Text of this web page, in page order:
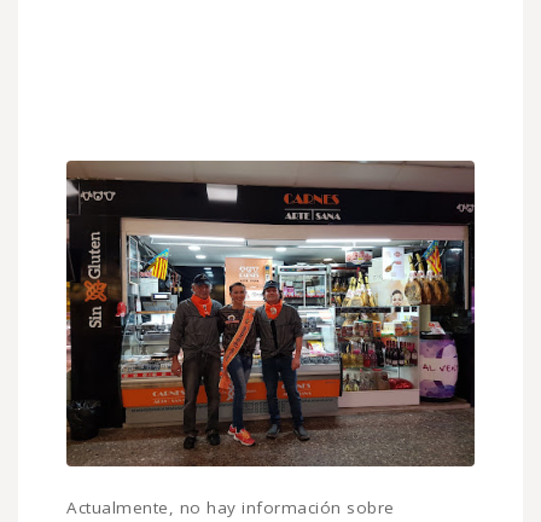
Actualmente, no hay información sobre